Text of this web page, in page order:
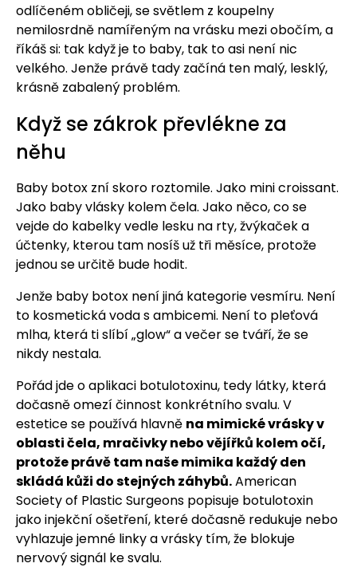
odlíčeném obličeji, se světlem z koupelny
nemilosrdně namířeným na vrásku mezi obočím, a
říkáš si: tak když je to baby, tak to asi není nic
velkého. Jenže právě tady začíná ten malý, lesklý,
krásně zabalený problém.
Když se zákrok převlékne za
něhu
Baby botox zní skoro roztomile. Jako mini croissant.
Jako baby vlásky kolem čela. Jako něco, co se
vejde do kabelky vedle lesku na rty, žvýkaček a
účtenky, kterou tam nosíš už tři měsíce, protože
jednou se určitě bude hodit.
Jenže baby botox není jiná kategorie vesmíru. Není
to kosmetická voda s ambicemi. Není to pleťová
mlha, která ti slíbí „glow“ a večer se tváří, že se
nikdy nestala.
Pořád jde o aplikaci botulotoxinu, tedy látky, která
dočasně omezí činnost konkrétního svalu. V
estetice se používá hlavně na mimické vrásky v
oblasti čela, mračivky nebo vějířků kolem očí,
protože právě tam naše mimika každý den
skládá kůži do stejných záhybů.American
Society of Plastic Surgeons popisuje botulotoxin
jako injekční ošetření, které dočasně redukuje nebo
vyhlazuje jemné linky a vrásky tím, že blokuje
nervový signál ke svalu.